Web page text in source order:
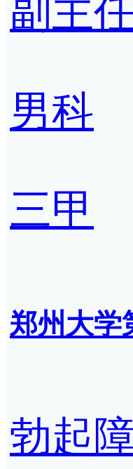
副主
男科
三甲
郑州大学
勃起